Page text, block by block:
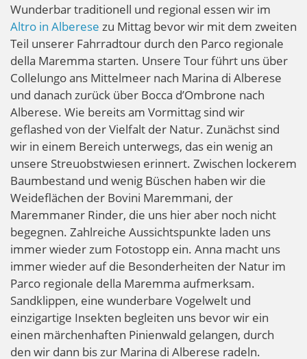
Wunderbar traditionell und regional essen wir im
Altro in Alberese zu Mittag bevor wir mit dem zweiten
Teil unserer Fahrradtour durch den Parco regionale
della Maremma starten. Unsere Tour führt uns über
Collelungo ans Mittelmeer nach Marina di Alberese
und danach zurück über Bocca d’Ombrone nach
Alberese. Wie bereits am Vormittag sind wir
geflashed von der Vielfalt der Natur. Zunächst sind
wir in einem Bereich unterwegs, das ein wenig an
unsere Streuobstwiesen erinnert. Zwischen lockerem
Baumbestand und wenig Büschen haben wir die
Weideflächen der Bovini Maremmani, der
Maremmaner Rinder, die uns hier aber noch nicht
begegnen. Zahlreiche Aussichtspunkte laden uns
immer wieder zum Fotostopp ein. Anna macht uns
immer wieder auf die Besonderheiten der Natur im
Parco regionale della Maremma aufmerksam.
Sandklippen, eine wunderbare Vogelwelt und
einzigartige Insekten begleiten uns bevor wir ein
einen märchenhaften Pinienwald gelangen, durch
den wir dann bis zur Marina di Alberese radeln.